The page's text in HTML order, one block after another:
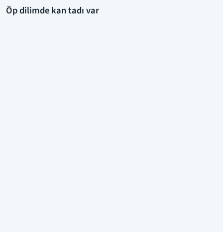
Öp dilimde kan tadı var